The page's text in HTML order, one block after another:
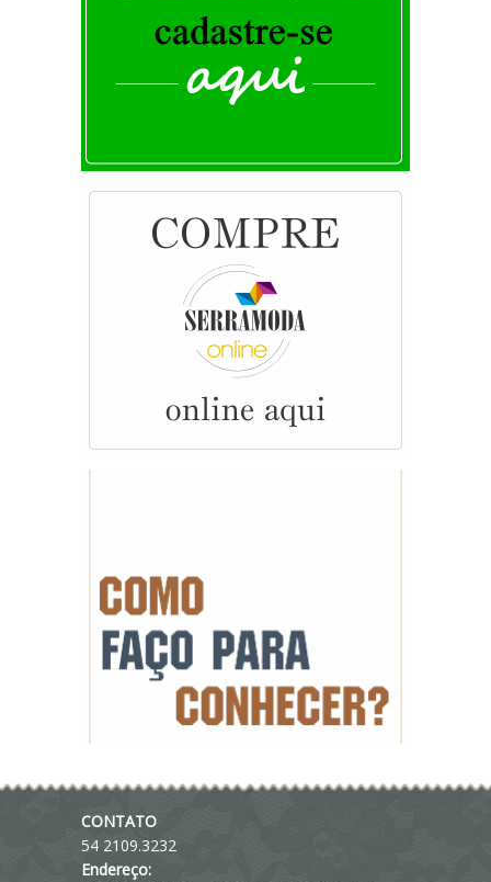
CONTATO
54 2109.3232
Endereço: